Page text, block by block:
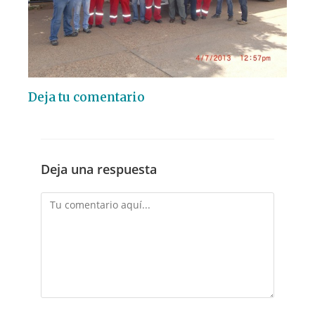
Deja tu comentario
Deja una respuesta